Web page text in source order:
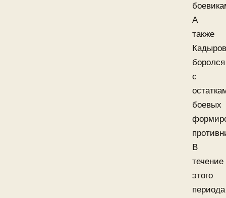
А
также
боролся
с
боевых
В
течение
этого
периода